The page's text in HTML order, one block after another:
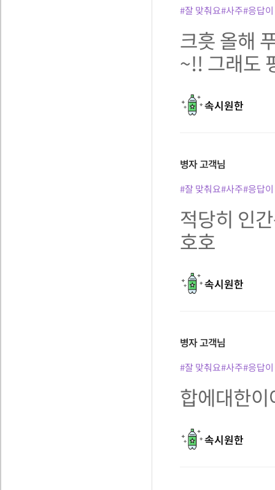
#잘 맞춰요#사주#응답
크흣 올해
~!! 그래도
속시원한
병자고객님
#잘 맞춰요#사주#응답
적당히 인
호호
속시원한
병자고객님
#잘 맞춰요#사주#응답
합에대한
속시원한